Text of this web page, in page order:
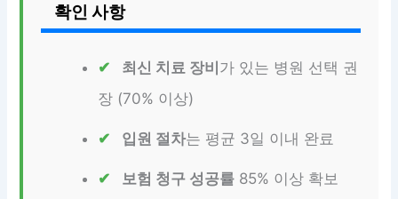
확인 사항
최신 치료 장비 가 있는 병원 선택 권
장 (70% 이상)
입원 절차는 평균 3일 이내 완료
보험 청구 성공률 85% 이상 확보